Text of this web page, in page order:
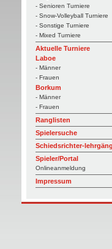
- Senioren Turniere
- Snow-Volleyball Turniere
- Sonstige Turniere
- Mixed Turniere
Aktuelle Turniere
Laboe
- Männer
- Frauen
Borkum
- Männer
- Frauen
Ranglisten
Spielersuche
Schiedsrichter-
Spieler/Portal
Onlineanmeldung
Impressum